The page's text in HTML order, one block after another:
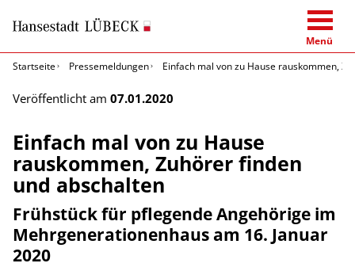
Menü
Startseite
Pressemeldungen Einfach mal von zu Hause rauskommen,
Veröffentlicht am 07.01.2020
Einfach mal von zu Hause
rauskommen, Zuhörer finden
und abschalten
Frühstück für pflegende Angehörige im
Mehrgenerationenhaus am 16. Januar
2020